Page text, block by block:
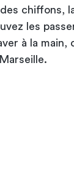
chiffons,
les
à la main,